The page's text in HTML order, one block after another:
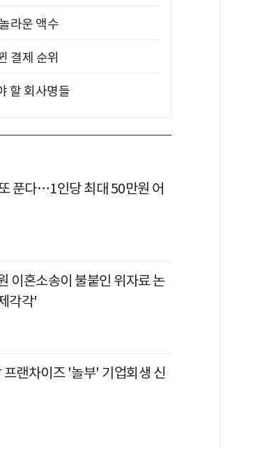
라운 액수
결제 순위
할 회사명들
푼다…1인당 최대 50만원 어
이혼소송이 불붙인 위자료 논
각각'
랜차이즈 '놀부' 기업회생 신